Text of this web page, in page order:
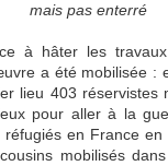
mais pas enterré
à hâter les
a été mobilisée :
lieu 403 réservistes
pour aller à la
réfugiés en France
mobilisés